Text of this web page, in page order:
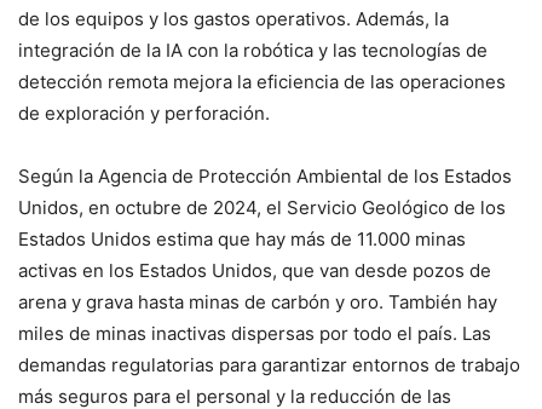
de los equipos y los gastos operativos. Además, la
integración de la IA con la robótica y las tecnologías de
detección remota mejora la eficiencia de las operaciones
de exploración y perforación.
Según la Agencia de Protección Ambiental de los Estados
Unidos, en octubre de 2024, el Servicio Geológico de los
Estados Unidos estima que hay más de 11.000 minas
activas en los Estados Unidos, que van desde pozos de
arena y grava hasta minas de carbón y oro. También hay
miles de minas inactivas dispersas por todo el país. Las
demandas regulatorias para garantizar entornos de trabajo
más seguros para el personal y la reducción de las